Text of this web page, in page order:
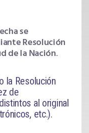
se
Resolución
de la Nación.
la Resolución
de
al original
etc.).